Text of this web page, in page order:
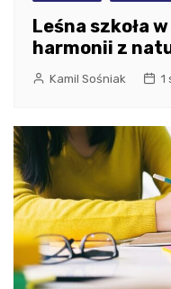
Leśna szkoła
harmonii z
Kamil Sośniak 1